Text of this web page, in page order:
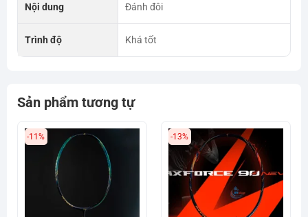
Nội dung Đánh đôi
Trình độ Khá tốt
Sản phẩm tương tự
-11% -13%